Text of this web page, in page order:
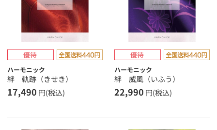
ハーモニック
絆 軌跡（きせき）
17,490 円(税込)
ハーモニック
絆 威風（いふう）
22,990 円(税込)